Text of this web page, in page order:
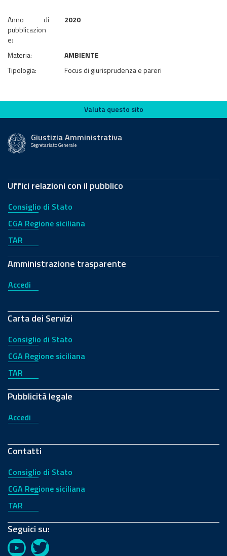
Anno di
pubblicazion
e:
2020
Materia:
AMBIENTE
Tipologia:
Focus di giurisprudenza e pareri
Valuta questo sito
Valuta questo sito
Giustizia Amministrativa
Segretariato Generale
Uffici relazioni con il pubblico
Consiglio di Stato
CGA Regione siciliana
TAR
Amministrazione trasparente
Accedi
Carta dei Servizi
Consiglio di Stato
CGA Regione siciliana
TAR
Pubblicità legale
Accedi
Contatti
Consiglio di Stato
CGA Regione siciliana
TAR
Seguici su:
YouTubeTwitter